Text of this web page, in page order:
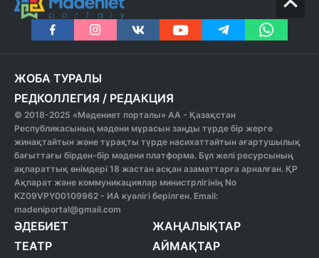
ЖОБА ТУРАЛЫ
РЕДКОЛЛЕГИЯ / РЕДАКЦИЯ
© 2018-2025 «Мәдениет порталы» АА - Қазақстан
Республикасының мәдени мұрасын заңды түрде бір жерге
жинақтайтын және тұрақты түрде насихаттайтын ағартушылық
бағыттағы бірден-бір мәдени платформа. Бұл желі ресурсының
ақпараттық өнімдері 18 жастан асқан азаматтарға арналған. ҚР
Ақпарат және коммуникациялар министрлігінің No
KZ09VPY00109962 - ИА куәлігі берілген. Email:
madeniportal@gmail.com
ӘДЕБИЕТ
ТЕАТР
ЖАҢАЛЫҚТАР
АЙМАҚТАР